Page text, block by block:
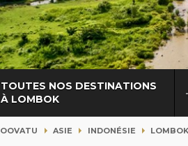
TOUTES NOS DESTINATIONS
À LOMBOK
OOVATU ASIE INDONÉSIE LOMBOK